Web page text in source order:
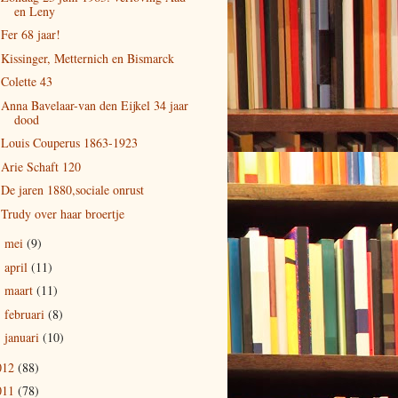
en Leny
Fer 68 jaar!
Kissinger, Metternich en Bismarck
Colette 43
Anna Bavelaar-van den Eijkel 34 jaar
dood
Louis Couperus 1863-1923
Arie Schaft 120
De jaren 1880,sociale onrust
Trudy over haar broertje
mei (9)
april (11)
maart (11)
februari (8)
januari (10)
(88)
(78)